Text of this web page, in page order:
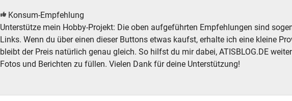
Konsum-Empfehlung
Unterstütze mein Hobby-Projekt: Die oben aufgeführten Empfehlungen sind
Links. Wenn du über einen dieser Buttons etwas kaufst, erhalte ich eine kleine
bleibt der Preis natürlich genau gleich. So hilfst du mir dabei, ATISBLOG.DE
Fotos und Berichten zu füllen. Vielen Dank für deine Unterstützung!